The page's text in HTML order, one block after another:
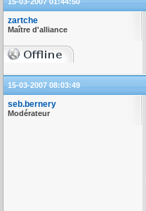
zartche
Maître d'alliance
15-03-2007 08:03:49
seb.bernery
Modérateur